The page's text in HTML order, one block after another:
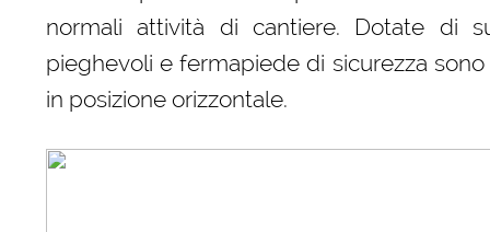
normali attività di cantiere. Dotate di
pieghevoli e fermapiede di sicurezza
in posizione orizzontale.